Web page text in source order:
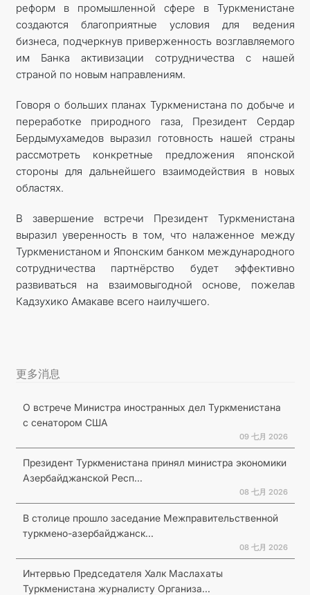
реформ в промышленной сфере в Туркменистане
создаются благоприятные условия для ведения
бизнеса, подчеркнув приверженность возглавляемого
им Банка активизации сотрудничества с нашей
страной по новым направлениям.
Говоря о больших планах Туркменистана по добыче и
переработке природного газа, Президент Сердар
Бердымухамедов выразил готовность нашей страны
рассмотреть конкретные предложения японской
стороны для дальнейшего взаимодействия в новых
областях.
В завершение встречи Президент Туркменистана
выразил уверенность в том, что налаженное между
Туркменистаном и Японским банком международного
сотрудничества парт­нёрство будет эффективно
развиваться на взаимовыгодной основе, пожелав
Кадзухико Амакаве всего наилучшего.
更多消息
О встрече Министра иностранных дел Туркменистана
с сенатором США
09 七月 2026
Президент Туркменистана принял министра экономики
Азербайджанской Респ...
08 七月 2026
В столице прошло заседание Межправительственной
туркмено-азербайджанск...
08 七月 2026
Интервью Председателя Халк Маслахаты
Туркменистана журналисту Организа...